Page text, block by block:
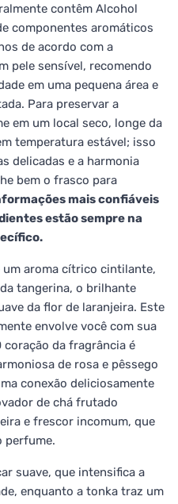
contêm Alcohol
componentes aromáticos
de acordo com a
pele sensível, recomendo
em uma pequena área e
Para preservar a
em um local seco, longe da
temperatura estável; isso
delicadas e a harmonia
bem o frasco para
mais confiáveis
estão sempre na
aroma cítrico cintilante,
tangerina, o brilhante
da flor de laranjeira. Este
envolve você com sua
da fragrância é
de rosa e pêssego
conexão deliciosamente
de chá frutado
e frescor incomum, que
perfume.
suave, que intensifica a
enquanto a tonka traz um